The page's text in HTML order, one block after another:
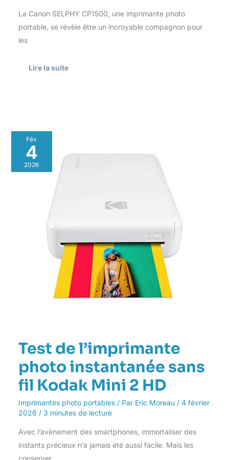
La Canon SELPHY CP1500, une imprimante photo
portable, se révèle être un incroyable compagnon pour
les
Lire la suite
Fév
4
2026
Test de l’imprimante
photo instantanée sans
fil Kodak Mini 2 HD
Imprimantes photo portables/ Par Eric Moreau / 4 février
2026 / 3 minutes de lecture
Avec l’avènement des smartphones, immortaliser des
instants précieux n’a jamais été aussi facile. Mais les
conserver
Test
de
l’imprimante
photo
instantanée